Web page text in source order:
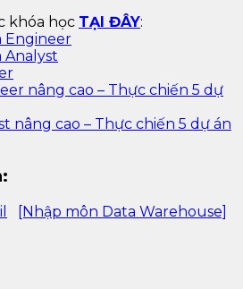
khóa học TẠI ĐÂY:
Engineer
Analyst
nâng cao – Thực chiến 5 dự
nâng cao – Thực chiến 5 dự án
[Nhập môn Data Warehouse]